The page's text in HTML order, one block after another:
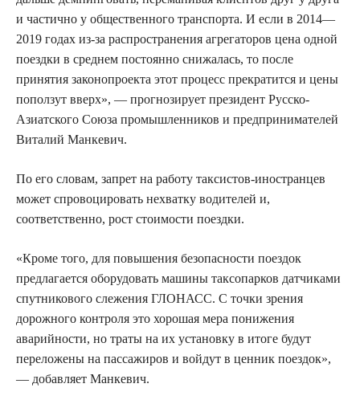
и частично у общественного транспорта. И если в 2014—
2019 годах из-за распространения агрегаторов цена одной
поездки в среднем постоянно снижалась, то после
принятия законопроекта этот процесс прекратится и цены
поползут вверх», — прогнозирует президент Русско-
Азиатского Союза промышленников и предпринимателей
Виталий Манкевич.
По его словам, запрет на работу таксистов-иностранцев
может спровоцировать нехватку водителей и,
соответственно, рост стоимости поездки.
«Кроме того, для повышения безопасности поездок
предлагается оборудовать машины таксопарков датчиками
спутникового слежения ГЛОНАСС. С точки зрения
дорожного контроля это хорошая мера понижения
аварийности, но траты на их установку в итоге будут
переложены на пассажиров и войдут в ценник поездок»,
— добавляет Манкевич.